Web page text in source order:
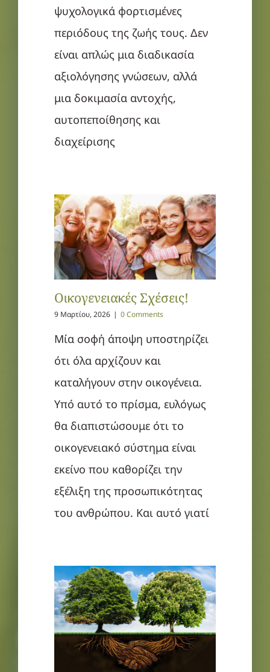
ψυχολογικά φορτισμένες
περιόδους της ζωής τους. Δεν
είναι απλώς μια διαδικασία
αξιολόγησης γνώσεων, αλλά
μια δοκιμασία αντοχής,
αυτοπεποίθησης και
διαχείρισης
Οικογενειακές Σχέσεις!
9 Μαρτίου, 2026 | 0 Comments
Μία σοφή άποψη υποστηρίζει
ότι όλα αρχίζουν και
καταλήγουν στην οικογένεια.
Υπό αυτό το πρίσμα, ευλόγως
θα διαπιστώσουμε ότι το
οικογενειακό σύστημα είναι
εκείνο που καθορίζει την
εξέλιξη της προσωπικότητας
του ανθρώπου. Και αυτό γιατί